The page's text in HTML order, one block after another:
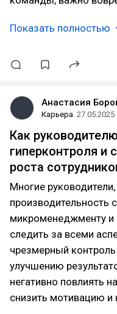
Показать полностью
Анастасия
Карьера 27.05.2025
Как
гиперконтроля и
роста
Многие
производительность
микроменеджменту и
следить за всеми
чрезмерный
улучшению
негативно повлиять
снизить мотивацию и